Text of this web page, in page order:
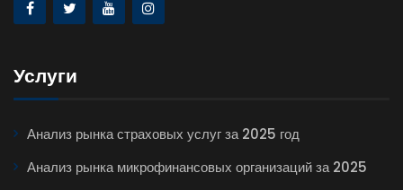
Услуги
Анализ рынка страховых услуг за 2025 год
Анализ рынка микрофинансовых организаций за 2025